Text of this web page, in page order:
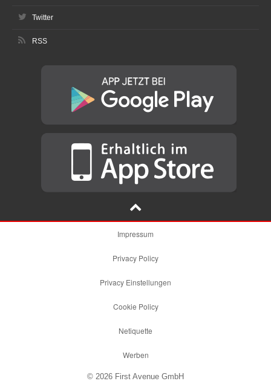
Twitter
RSS
Impressum
Privacy Policy
Privacy Einstellungen
Cookie Policy
Netiquette
Werben
© 2026 First Avenue GmbH